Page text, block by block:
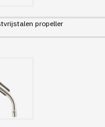
propeller